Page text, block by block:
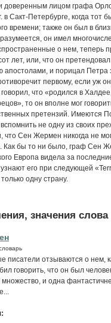
доверенным лицом графа
в Сакт-Петербурге, когда
времени; также он был в
он имел
о нем, теперь
лет, или, что он
апостолами, и порицал Петра
первому, если уж
что «родился в
то он вполне мог
претензий. Имеются
не одну из своих
что Сен Жермен никогда не
Как бы то ни было, граф Сен
Европа видела за
его при следующей
одну страну.
значения слова
писатели отзываются о нем,
говорить, что он был
и одна